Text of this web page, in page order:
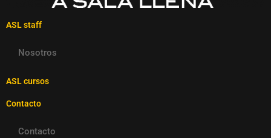
ASL staff
Nosotros
ASL cursos
Contacto
Contacto